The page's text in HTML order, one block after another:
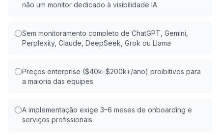
não um monitor dedicado à visibilidade IA
Sem monitoramento completo de ChatGPT, Gemini,
Perplexity, Claude, DeepSeek, Grok ou Llama
Preços enterprise ($40k–$200k+/ano) proibitivos para
a maioria das equipes
A implementação exige 3–6 meses de onboarding e
serviços profissionais